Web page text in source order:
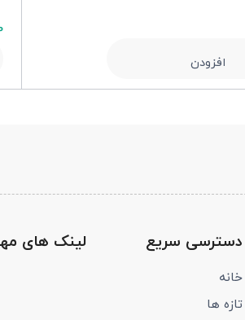
افزودن
دسترسی سریع
خانه
تازه ها
لینک های